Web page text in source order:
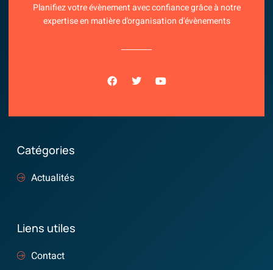
Catégories
Actualités
Liens utiles
Contact
Planifiez votre évènement avec confiance grâce à notre
expertise en matière d'organisation d'évènements